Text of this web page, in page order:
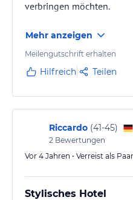
verbringen möchten.
Mehr anzeigen
Meilengutschrift erhalten
Hilfreich Teilen
Riccardo (41-45)
2 Bewertungen
Vor 4 Jahren • Verreist als
Stylisches Hotel